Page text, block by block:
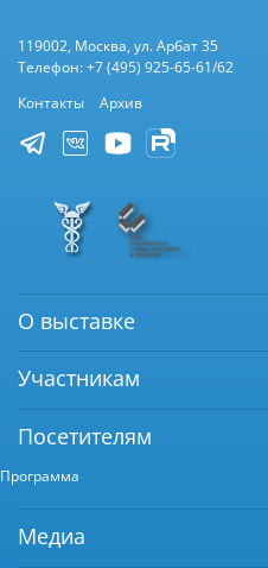
119002, Москва, ул. Арбат 35
Телефон: +7 (495) 925-65-61/62
Контакты
Архив
О выставке
Участникам
Посетителям
Программа
Медиа